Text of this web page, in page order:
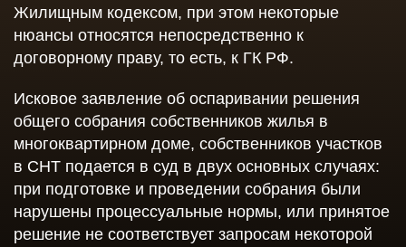
Жилищным кодексом, при этом некоторые
нюансы относятся непосредственно к
договорному праву, то есть, к ГК РФ.
Исковое заявление об оспаривании решения
общего собрания собственников жилья в
многоквартирном доме, собственников участков
в СНТ подается в суд в двух основных случаях:
при подготовке и проведении собрания были
нарушены процессуальные нормы, или принятое
решение не соответствует запросам некоторой